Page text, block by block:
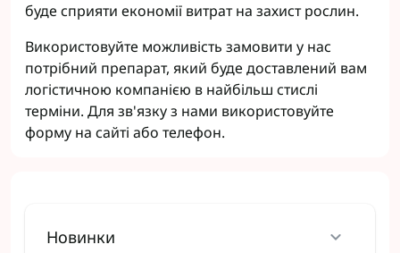
буде сприяти економії витрат на захист рослин.
Використовуйте можливість замовити у нас
потрібний препарат, який буде доставлений вам
логістичною компанією в найбільш стислі
терміни. Для зв'язку з нами використовуйте
форму на сайті або телефон.
Новинки